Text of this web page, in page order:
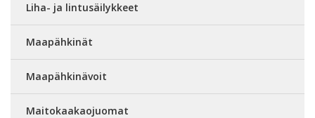
Liha- ja lintusäilykkeet
Maapähkinät
Maapähkinävoit
Maitokaakaojuomat